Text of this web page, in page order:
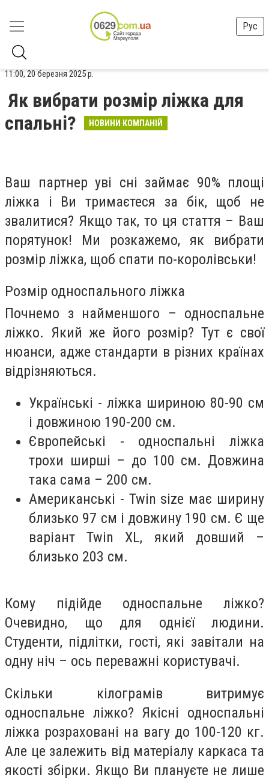
Рус
11:00, 20 березня 2025 р.
Як вибрати розмір ліжка для
спальні?
НОВИНИ КОМПАНІЙ
Ваш партнер уві сні займає 90% площі
ліжка і Ви тримаєтеся за бік, щоб не
звалитися? Якщо так, то ця стаття – Ваш
порятунок! Ми розкажемо, як вибрати
розмір ліжка, щоб спати по-королівськи!
Розмір односпального ліжка
Почнемо з найменшого – односпальне
ліжко. Який же його розмір? Тут є свої
нюанси, адже стандарти в різних країнах
відрізняються.
Українські - ліжка шириною 80-90 см
і довжиною 190-200 см.
Європейські - односпальні ліжка
трохи ширші – до 100 см. Довжина
така сама – 200 см.
Американські - Twin size має ширину
близько 97 см і довжину 190 см. Є ще
варіант Twin XL, який довший –
близько 203 см.
Кому підійде односпальне ліжко?
Очевидно, що для однієї людини.
Студенти, підлітки, гості, які завітали на
одну ніч – ось переважні користувачі.
Скільки кілограмів витримує
односпальне ліжко? Якісні односпальні
ліжка розраховані на вагу до 100-120 кг.
Але це залежить від матеріалу каркаса та
якості збірки. Якщо Ви плануєте не лише